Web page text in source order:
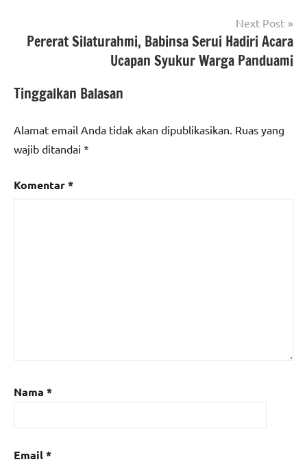
Next Post
Pererat Silaturahmi, Babinsa Serui Hadiri Acara
Ucapan Syukur Warga Panduami
Tinggalkan Balasan
Alamat email Anda tidak akan dipublikasikan. Ruas yang
wajib ditandai *
Komentar*
Nama *
Email*